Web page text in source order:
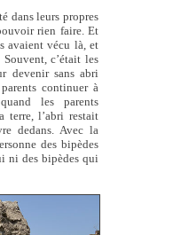
dans leurs propres
rien faire. Et
avaient vécu là, et
c’était les
devenir sans abri
continuer à
les parents
terre, l’abri restait
dedans. Avec la
des bipèdes
ni des bipèdes qui